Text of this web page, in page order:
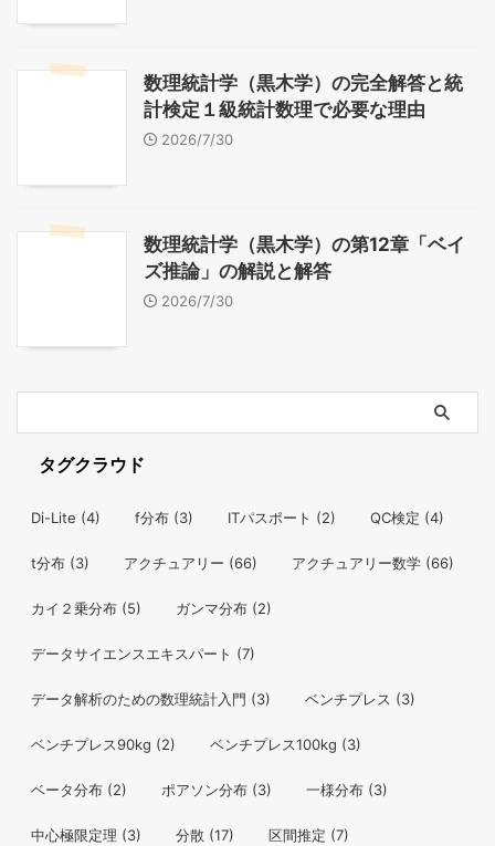
数理統計学（黒木学）の完全解答と統
計検定１級統計数理で必要な理由
2026/7/30
数理統計学（黒木学）の第12章「ベイ
ズ推論」の解説と解答
2026/7/30
タグクラウド
Di-Lite (4) f分布 (3) ITパスポート (2) QC検定 (4)
t分布 (3) アクチュアリー (66) アクチュアリー数学 (66)
カイ２乗分布 (5) ガンマ分布 (2)
データサイエンスエキスパート (7)
データ解析のための数理統計入門 (3) ベンチプレス (3)
ベンチプレス90kg (2) ベンチプレス100kg (3)
ベータ分布 (2) ポアソン分布 (3) 一様分布 (3)
中心極限定理 (3) 分散 (17) 区間推定 (7)